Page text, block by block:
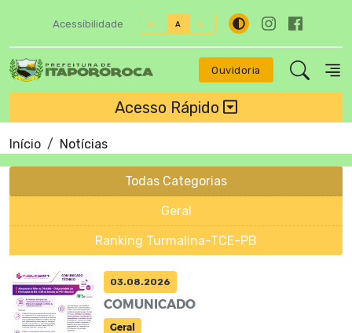
Acessibilidade A+ A A-
Ouvidoria
Acesso Rápido
Início Notícias
Todas Categorias
Geral
Ranking Turmalina-TCE-PB
03.08.2026
COMUNICADO
Geral